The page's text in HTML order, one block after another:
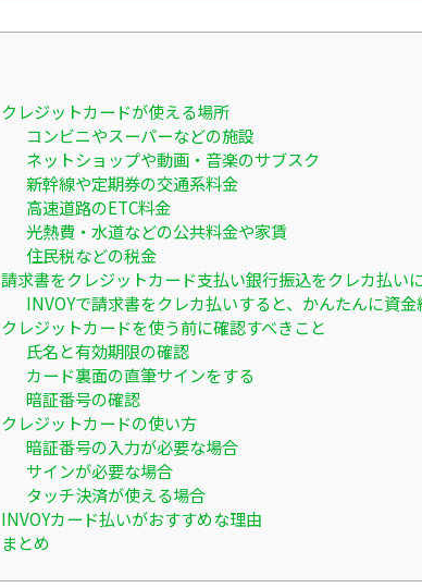
クレジットカードが使える場所
コンビニやスーパーなどの施設
ネットショップや動画・音楽のサブスク
新幹線や定期券の交通系料金
高速道路のETC料金
光熱費・水道などの公共料金や家賃
住民税などの税金
請求書をクレジットカード支払い銀行振込をクレカ払い
INVOYで請求書をクレカ払いすると、かんたんに資
クレジットカードを使う前に確認すべきこと
氏名と有効期限の確認
カード裏面の直筆サインをする
暗証番号の確認
クレジットカードの使い方
暗証番号の入力が必要な場合
サインが必要な場合
タッチ決済が使える場合
INVOYカード払いがおすすめな理由
まとめ